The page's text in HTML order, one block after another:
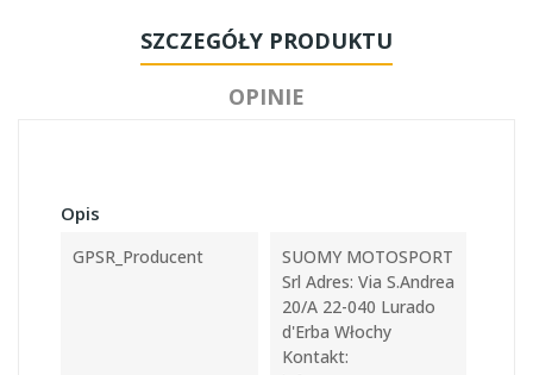
SZCZEGÓŁY PRODUKTU
OPINIE
Opis
GPSR_Producent
SUOMY MOTOSPORT
Srl Adres: Via S.Andrea
20/A 22-040 Lurado
d'Erba Włochy
Kontakt: